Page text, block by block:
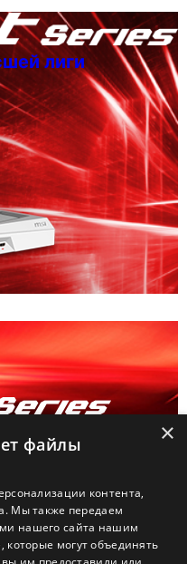
лиги
×
файлы
контента,
Мы также передаем
нашего сайта нашим
которые могут объединять